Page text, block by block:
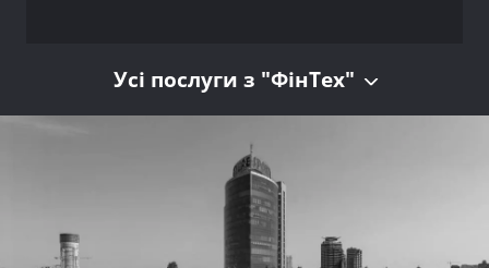
Усі послуги з "ФінТех"